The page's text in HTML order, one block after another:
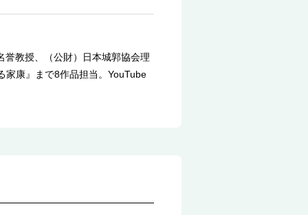
教授、（公財）日本城郭協会理
家康』まで8作品担当。YouTube